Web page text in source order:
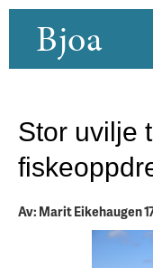
Bjoa
Stor uvilje
Av: Marit Eikehaugen